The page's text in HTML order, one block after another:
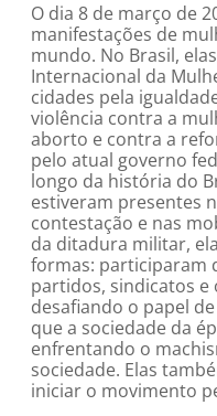
O dia 8 de março de
manifestações de
mundo. No Brasil,
Internacional da
cidades pela
violência contra a
aborto e contra a
pelo atual governo
longo da história do
estiveram presentes
contestação e nas
da ditadura militar,
formas: participaram
partidos, sindicatos e
desafiando o papel
que a sociedade da
enfrentando o
sociedade. Elas
iniciar o movimento